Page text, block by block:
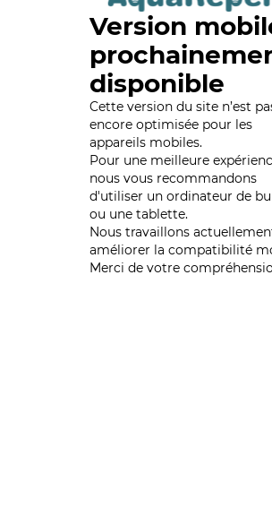
Version
disponible
Cette version du site n’est
encore optimisée pour les
appareils mobiles.
Pour une meilleure
nous vous recommandons
d'utiliser un ordinateur de
ou une tablette.
Nous travaillons
améliorer la compatibilité
Merci de votre